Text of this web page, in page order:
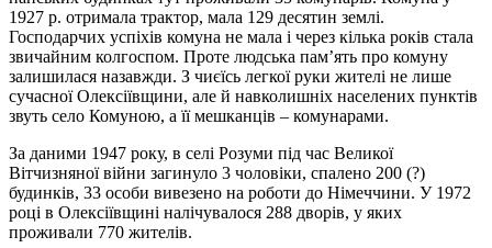
1927 р. отримала трак­тор, мала 129 десятин землі.
Господарчих успіхів комуна не мала і че­рез кілька років стала
зви­чайним колгоспом. Проте людська пам’ять про комуну
залишилася назавжди. З чиєїсь лег­­кої руки жи­телі не лише
сучасної Олек­сіївщини, але й навколишніх на­се­ле­них пунктів
звуть се­ло Ко­му­ною, а її меш­канців – комунарами.
За даними 1947 року, в селі Розуми під час Великої
Вітчизняної війни заги­ну­ло 3 чоловіки, спа­лено 200 (?)
будинків, 33 особи вивезено на роботи до Ні­меч­чи­ни. У 1972
році в Олексіївщині на­лі­чу­ва­ло­ся 288 дворів, у яких
проживали 770 жи­телів.